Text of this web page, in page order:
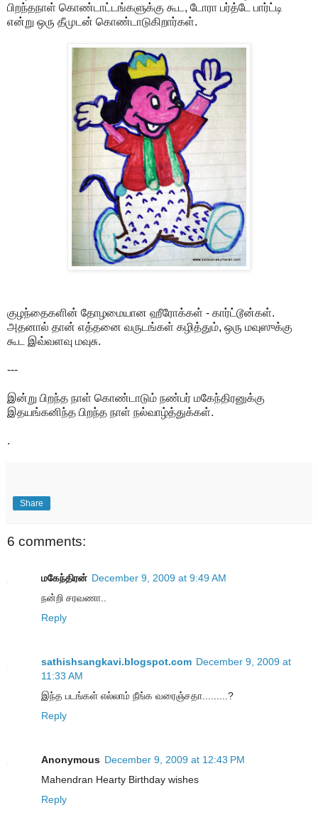
பிறந்தநாள் கொண்டாட்டங்களுக்கு கூட, டோரா பர்த்டே பார்ட்டி
என்று ஒரு தீமுடன் கொண்டாடுகிறார்கள்.
குழந்தைகளின் தோழமையான ஹீரோக்கள் - கார்ட்டூன்கள்.
அதனால் தான் எத்தனை வருடங்கள் கழித்தும், ஒரு மவுஸுக்கு
கூட இவ்வளவு மவுசு.
---
இன்று பிறந்த நாள் கொண்டாடும் நண்பர் மகேந்திரனுக்கு
இதயங்கனிந்த பிறந்த நாள் நல்வாழ்த்துக்கள்.
.
Share
6 comments:
மகேந்திரன் December 9, 2009 at 9:49 AM
நன்றி சரவணா..
Reply
sathishsangkavi.blogspot.com December 9, 2009 at
11:33 AM
இந்த படங்கள் எல்லாம் நீங்க வரைஞ்சதா.........?
Reply
Anonymous December 9, 2009 at 12:43 PM
Mahendran Hearty Birthday wishes
Reply